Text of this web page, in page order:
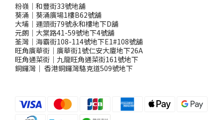
粉嶺｜和豐街33號地舖
葵涌｜葵涌廣場1樓B62號舖
大埔｜運頭街79號永和樓地下D舖
元朗｜大棠路41-59號地下4號舖
荃灣｜海霸街108-114號地下E1#108號舖
旺角廣華街｜廣華街1號仁安大廈地下26A
旺角通菜街｜九龍旺角通菜街161號地下
銅鑼灣 ｜ 香港銅鑼灣駱克道509號地下